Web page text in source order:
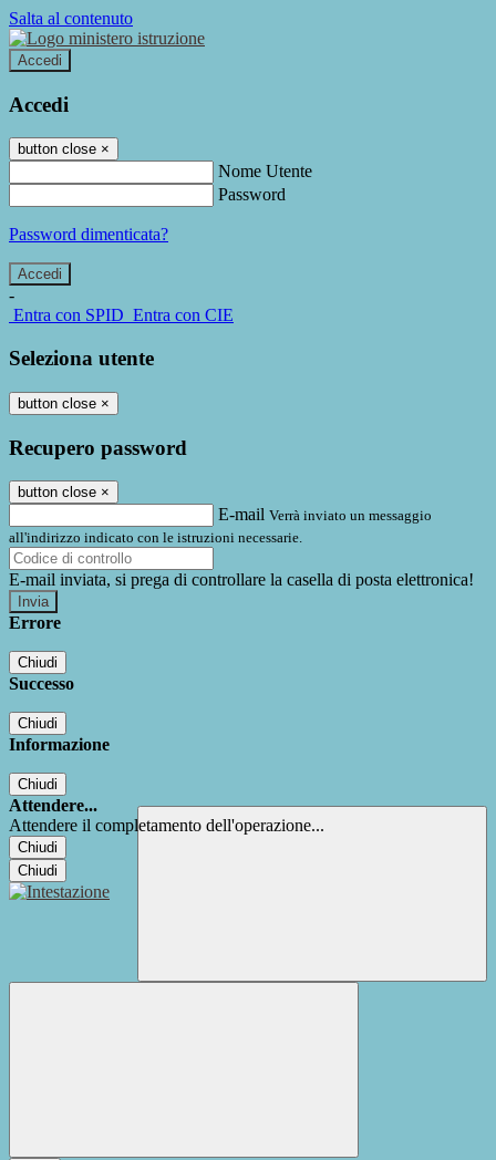
Salta al contenuto
Accedi
Accedi
button close ×
Nome Utente
Password
Password dimenticata?
-
Entra con SPID Entra con CIE
Seleziona utente
button close ×
Recupero password
button close ×
E-mail Verrà inviato un messaggio
all'indirizzo indicato con le istruzioni necessarie.
E-mail inviata, si prega di controllare la casella di posta elettronica!
Errore
Chiudi
Successo
Chiudi
Informazione
Chiudi
Attendere...
Attendere il completamento dell'operazione...
Chiudi
Chiudi